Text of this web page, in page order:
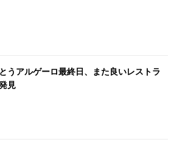
うアルゲーロ最終日、また良いレストラ
見